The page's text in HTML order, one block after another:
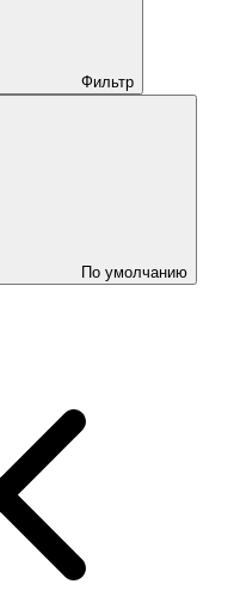
Фильтр
По умолчанию